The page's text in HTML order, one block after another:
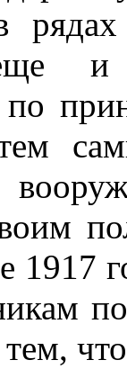
и
1917